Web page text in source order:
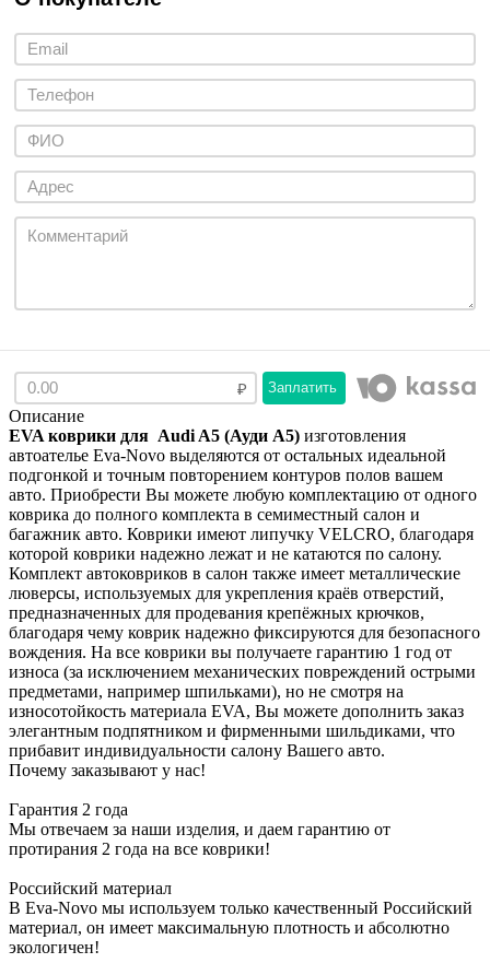
Заплатить
Описание
EVA коврики для Audi A5 (Ауди А5) изготовления
автоателье Eva-Novo выделяются от остальных идеальной
подгонкой и точным повторением контуров полов вашем
авто. Приобрести Вы можете любую комплектацию от одного
коврика до полного комплекта в семиместный салон и
багажник авто. Коврики имеют липучку VELCRO, благодаря
которой коврики надежно лежат и не катаются по салону.
Комплект автоковриков в салон также имеет металлические
люверсы, используемых для укрепления краёв отверстий,
предназначенных для продевания крепёжных крючков,
благодаря чему коврик надежно фиксируются для безопасного
вождения. На все коврики вы получаете гарантию 1 год от
износа (за исключением механических повреждений острыми
предметами, например шпильками), но не смотря на
износотойкость материала EVA, Вы можете дополнить заказ
элегантным подпятником и фирменными шильдиками, что
прибавит индивидуальности салону Вашего авто.
Почему заказывают у нас!
Гарантия 2 года
Мы отвечаем за наши изделия, и даем гарантию от
протирания 2 года на все коврики!
Российский материал
В Eva-Novo мы используем только качественный Российский
материал, он имеет максимальную плотность и абсолютно
экологичен!